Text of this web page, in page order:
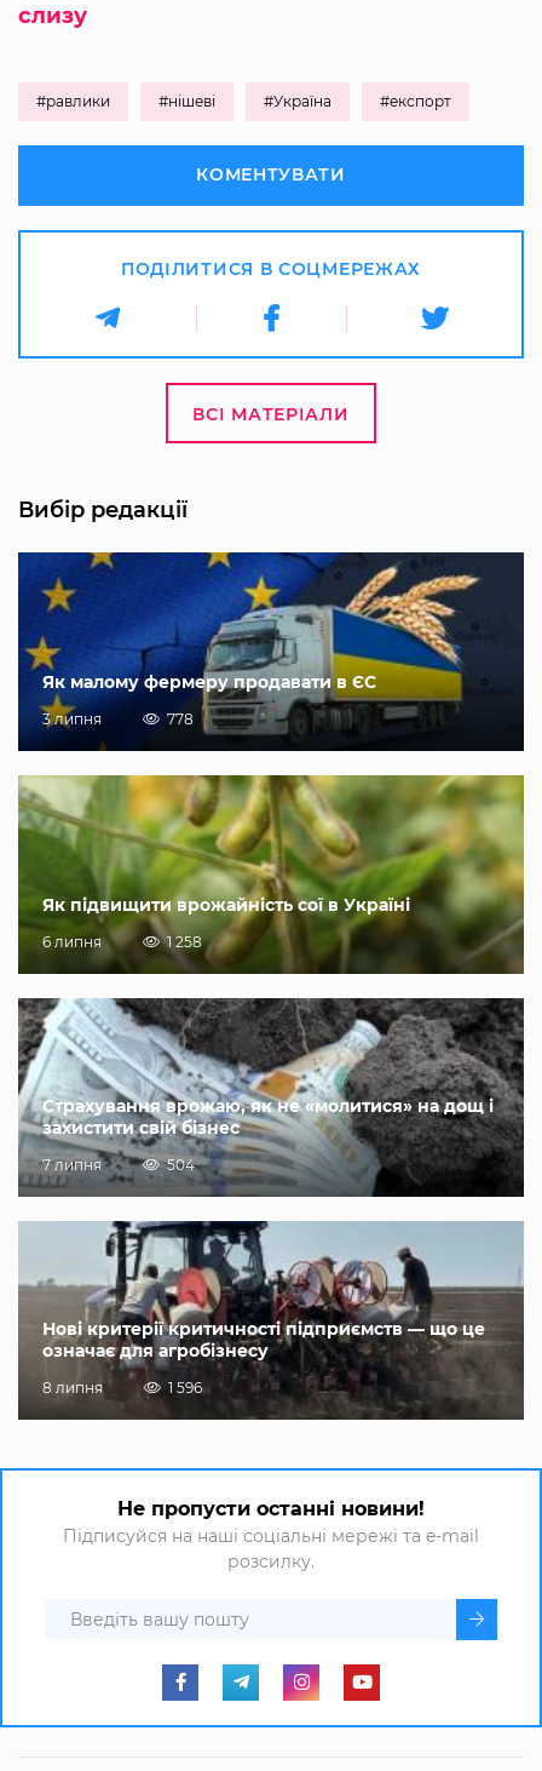
слизу
#равлики #нішеві #Україна #експорт
КОМЕНТУВАТИ
ПОДІЛИТИСЯ В СОЦМЕРЕЖАХ
ВСІ МАТЕРІАЛИ
Вибір редакції
Як малому фермеру продавати в ЄС
3 липня 778
Як підвищити врожайність сої в Україні
6 липня 1 258
Страхування врожаю, як не «молитися» на дощ і
захистити свій бізнес
7 липня 504
Нові критерії критичності підприємств — що це
означає для агробізнесу
8 липня 1 596
Не пропусти останні новини!
Підписуйся на наші соціальні мережі та e-mail
розсилку.